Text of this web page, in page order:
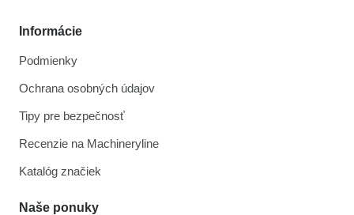
Informácie
Podmienky
Ochrana osobných údajov
Tipy pre bezpečnosť
Recenzie na Machineryline
Katalóg značiek
Naše ponuky